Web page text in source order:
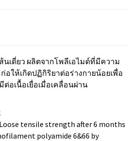
นเดี่ยว ผลิตจากโพลีเอไมด์ที่มีความ
อให้เกิดปฏิกิริยาต่อร่างกายน้อยเพื่อ
อเนื้อเยื่อเมื่อเคลื่อนผ่าน
tensile strength after 6 months
polyamide 6&66 by